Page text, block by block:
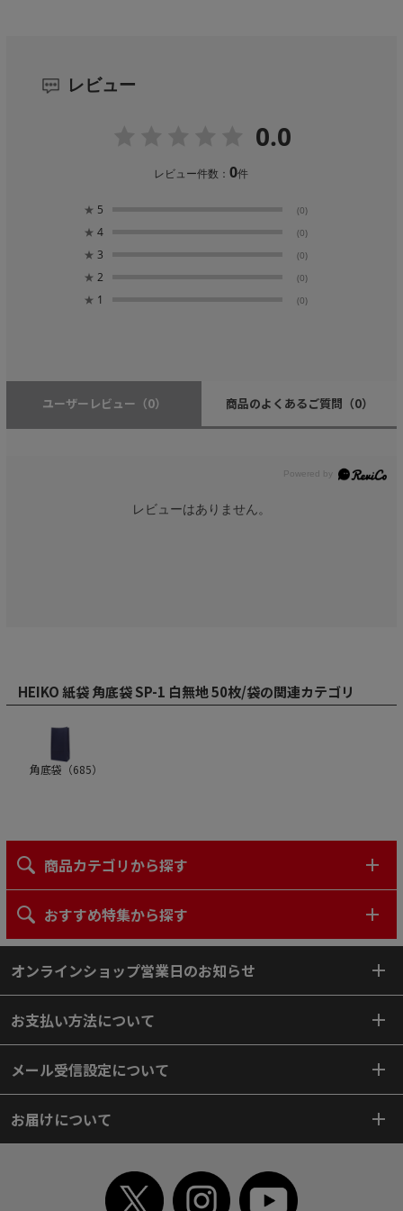
レビュー
0.0
レビュー件数：0件
★ 5 (0)
★ 4 (0)
★ 3 (0)
★ 2 (0)
★ 1 (0)
ユーザーレビュー （0） 商品のよくあるご質問 （0）
レビューはありません。
HEIKO 紙袋 角底袋 SP-1 白無地 50枚/袋の関連カテゴリ
角底袋（685）
商品カテゴリから探す
おすすめ特集から探す
オンラインショップ営業日のお知らせ
お支払い方法について
メール受信設定について
お届けについて